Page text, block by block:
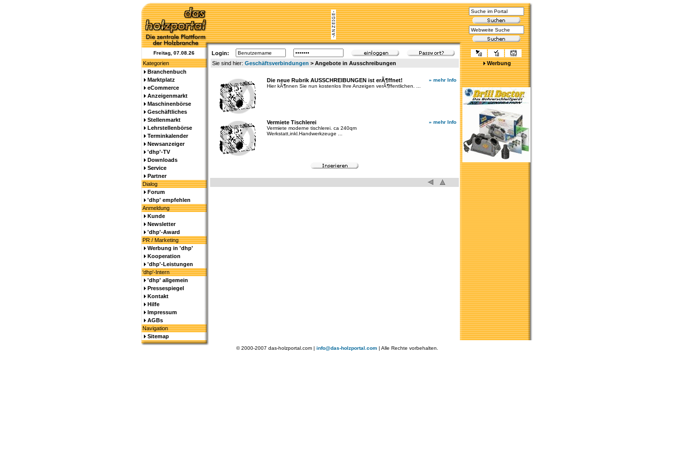
Freitag, 07.08.26
Login:
Kategorien
Sie sind hier: Geschäftsverbindungen > Angebote in Ausschreibungen
Werbung
Branchenbuch
Marktplatz
eCommerce
Anzeigenmarkt
Maschinenbörse
Geschäftliches
Stellenmarkt
Lehrstellenbörse
Terminkalender
Newsanzeiger
'dhp'-TV
Downloads
Service
Partner
Dialog
Forum
'dhp' empfehlen
Anmeldung
Kunde
Newsletter
'dhp'-Award
PR / Marketing
Werbung in 'dhp'
Kooperation
'dhp'-Leistungen
'dhp'-Intern
'dhp' allgemein
Pressespiegel
Kontakt
Hilfe
Impressum
AGBs
Navigation
Sitemap
Die neue Rubrik AUSSCHREIBUNGEN ist erÃ¶ffnet!
Hier kÃ¶nnen Sie nun kostenlos Ihre Anzeigen verÃ¶ffentlichen. ...
» mehr Info
Vermiete Tischlerei
Vermiete moderne tischlerei. ca 240qm
Werkstatt,inkl.Handwerkzeuge ...
» mehr Info
© 2000-2007 das-holzportal.com | info@das-holzportal.com| Alle Rechte vorbehalten.